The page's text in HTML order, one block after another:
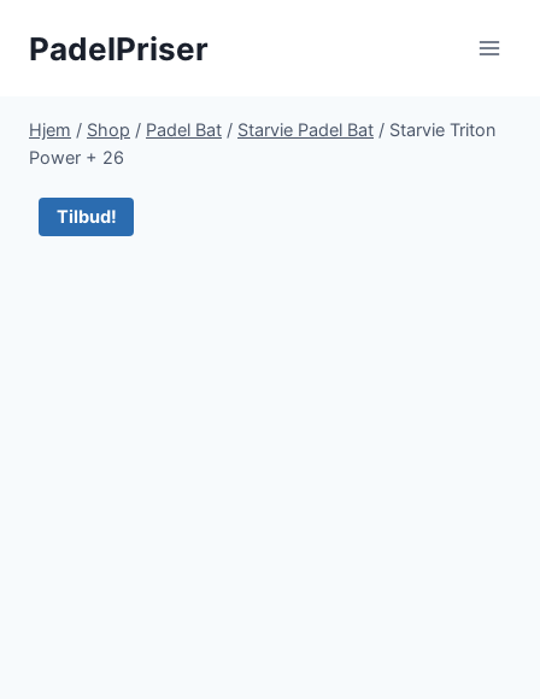
PadelPriser
Hjem / Shop / Padel Bat / Starvie Padel Bat / Starvie Triton
Power + 26
Tilbud!